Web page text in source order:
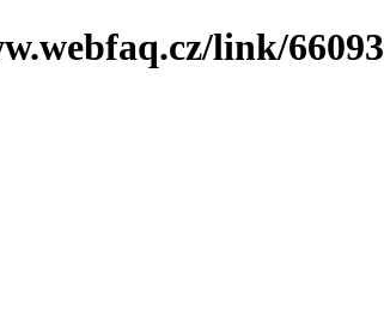
link/66093